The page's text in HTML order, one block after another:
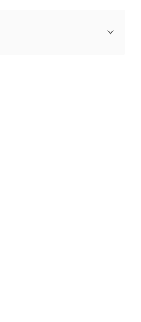
para la